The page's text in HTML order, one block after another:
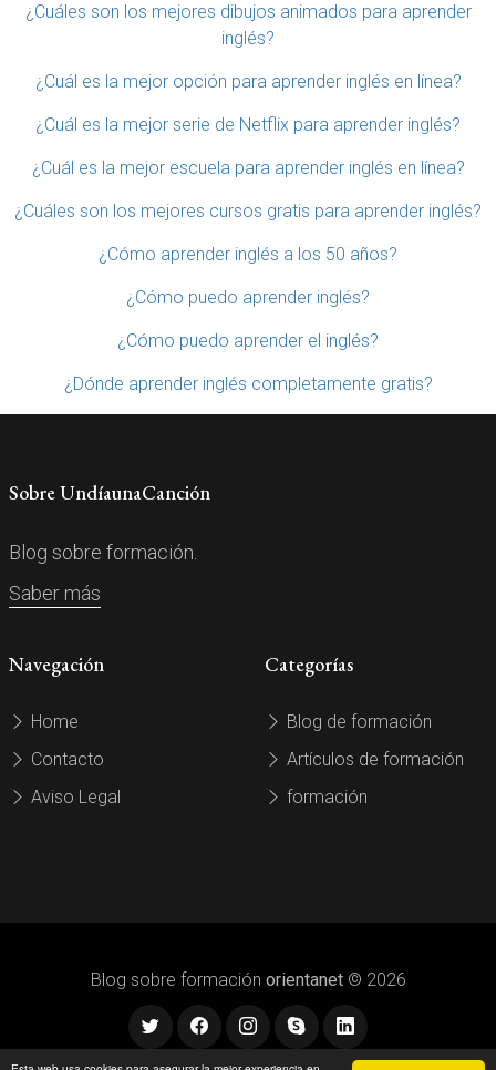
¿Cuáles son los mejores dibujos animados para aprender
inglés?
¿Cuál es la mejor opción para aprender inglés en línea?
¿Cuál es la mejor serie de Netflix para aprender inglés?
¿Cuál es la mejor escuela para aprender inglés en línea?
¿Cuáles son los mejores cursos gratis para aprender inglés?
¿Cómo aprender inglés a los 50 años?
¿Cómo puedo aprender inglés?
¿Cómo puedo aprender el inglés?
¿Dónde aprender inglés completamente gratis?
Sobre UndíaunaCanción
Blog sobre formación.
Saber más
Navegación
Home
Contacto
Aviso Legal
Categorías
Blog de formación
Artículos de formación
formación
Blog sobre formación orientanet© 2026